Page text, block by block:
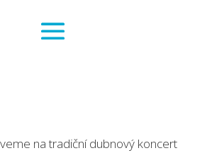
na tradiční dubnový koncert